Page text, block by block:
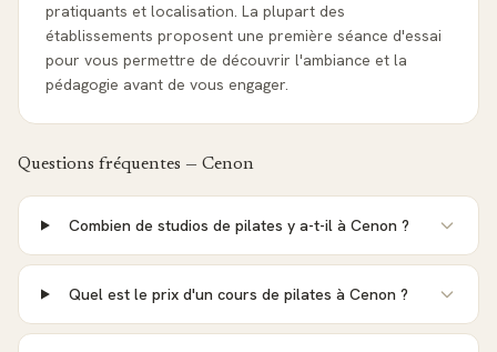
pratiquants et localisation. La plupart des
établissements proposent une première séance d'essai
pour vous permettre de découvrir l'ambiance et la
pédagogie avant de vous engager.
Questions fréquentes — Cenon
Combien de studios de pilates y a-t-il à Cenon ?
Quel est le prix d'un cours de pilates à Cenon ?